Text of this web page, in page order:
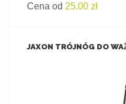
Cena od 25.00 zł
JAXON TRÓJNÓG DO